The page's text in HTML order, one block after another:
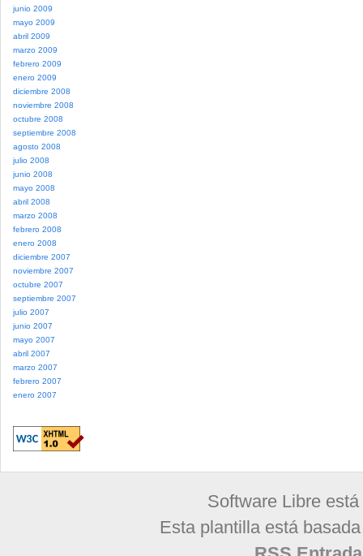
junio 2009
mayo 2009
abril 2009
marzo 2009
febrero 2009
enero 2009
diciembre 2008
noviembre 2008
octubre 2008
septiembre 2008
agosto 2008
julio 2008
junio 2008
mayo 2008
abril 2008
marzo 2008
febrero 2008
enero 2008
diciembre 2007
noviembre 2007
octubre 2007
septiembre 2007
julio 2007
junio 2007
mayo 2007
abril 2007
marzo 2007
febrero 2007
enero 2007
Software Libre
Esta plantilla está